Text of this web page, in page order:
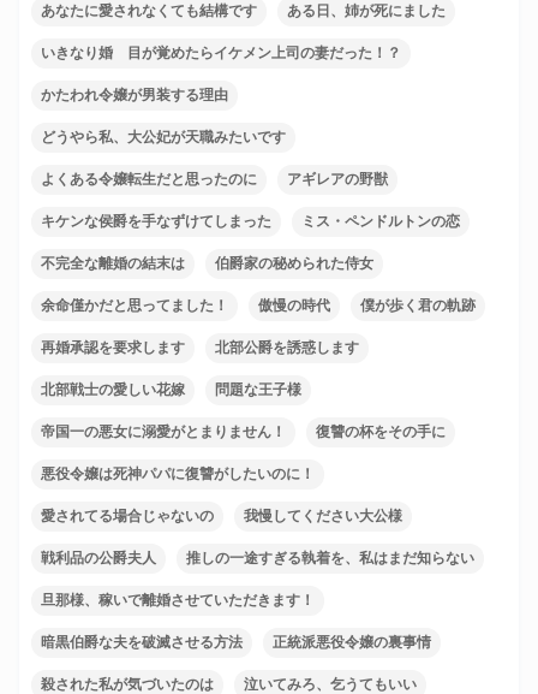
あなたに愛されなくても結構です ある日、姉が死にました
いきなり婚 目が覚めたらイケメン上司の妻だった！？
かたわれ令嬢が男装する理由
どうやら私、大公妃が天職みたいです
よくある令嬢転生だと思ったのに アギレアの野獣
キケンな侯爵を手なずけてしまった ミス・ペンドルトンの恋
不完全な離婚の結末は 伯爵家の秘められた侍女
余命僅かだと思ってました！ 傲慢の時代 僕が歩く君の軌跡
再婚承認を要求します 北部公爵を誘惑します
北部戦士の愛しい花嫁 問題な王子様
帝国一の悪女に溺愛がとまりません！ 復讐の杯をその手に
悪役令嬢は死神パパに復讐がしたいのに！
愛されてる場合じゃないの 我慢してください大公様
戦利品の公爵夫人 推しの一途すぎる執着を、私はまだ知らない
旦那様、稼いで離婚させていただきます！
暗黒伯爵な夫を破滅させる方法 正統派悪役令嬢の裏事情
殺された私が気づいたのは 泣いてみろ、乞うてもいい